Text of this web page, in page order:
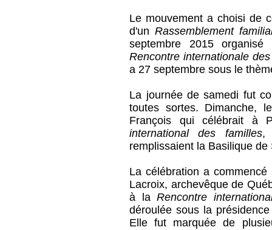
Le mouvement a choisi de
d'un Rassemblement
septembre 2015
Rencontre internationale
a 27 septembre sous le
La journée de samedi fut
toutes sortes. Dimanche,
François qui célébrait à
international des familles,
remplissaient la Basilique
La célébration a
Lacroix, archevêque de
à laRencontre
déroulée sous la
Elle fut marquée de